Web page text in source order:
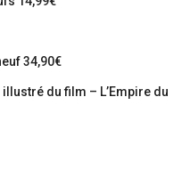
34,90€
du film – L’Empire du